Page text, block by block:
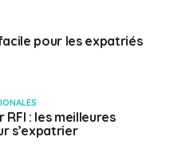
pour les expatriés
RFI : les meilleures
s’expatrier